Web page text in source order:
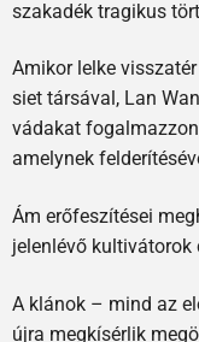
szakadék tragikus
Amikor lelke
siet társával, Lan
vádakat
amelynek
Ám erőfeszítései
jelenlévő kultivátorok
A klánok – mind az
újra megkísérlik